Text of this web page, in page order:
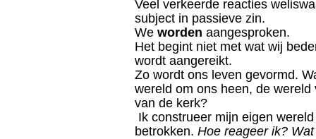
Veel verkeerde reacties
subject in passieve zin.
We worden aangesproken.
Het begint niet met wat wij
wordt aangereikt.
Zo wordt ons leven gevormd.
wereld om ons heen, de
van de kerk?
Ik construeer mijn eigen
betrokken. Hoe reageer ik?